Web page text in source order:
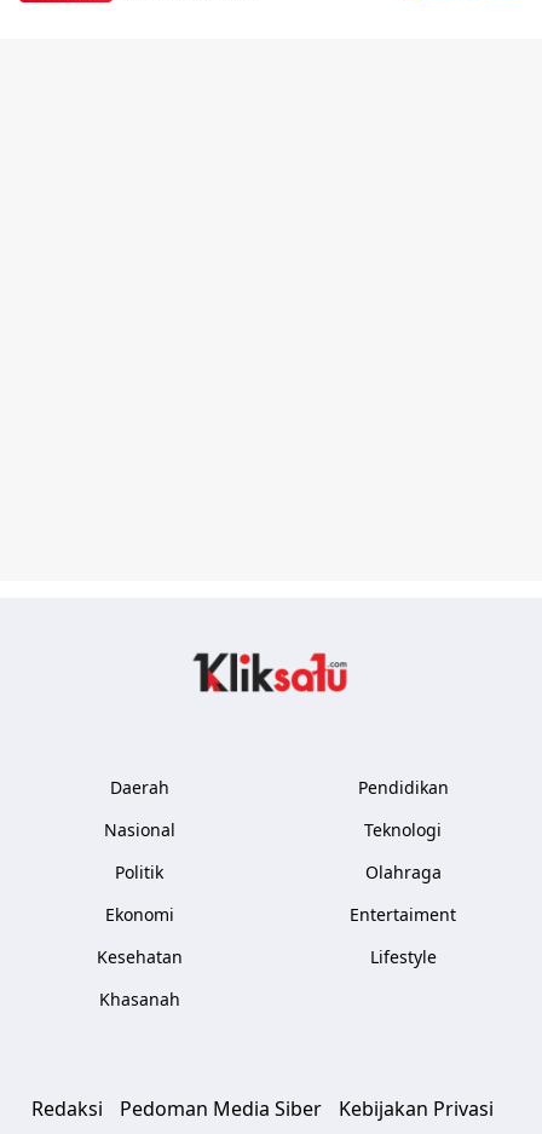
Daerah
Nasional
Politik
Ekonomi
Kesehatan
Khasanah
Pendidikan
Teknologi
Olahraga
Entertaiment
Lifestyle
Redaksi Pedoman Media Siber Kebijakan Privasi